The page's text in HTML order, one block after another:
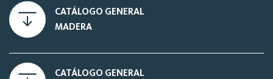
CATÁLOGO GENERAL
MADERA
CATÁLOGO GENERAL